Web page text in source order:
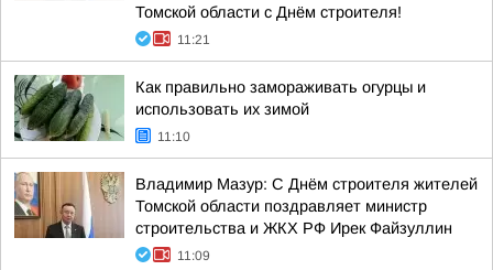
Томской области с Днём строителя!
11:21
Как правильно замораживать огурцы и
использовать их зимой
11:10
Владимир Мазур: С Днём строителя жителей
Томской области поздравляет министр
строительства и ЖКХ РФ Ирек Файзуллин
11:09